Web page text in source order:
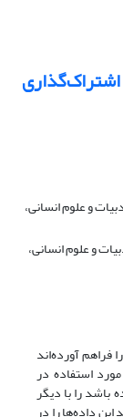
و علوم انسانی،
و علوم انسانی،
فراهم آورده‌اند
استفاده در
را با دیگر